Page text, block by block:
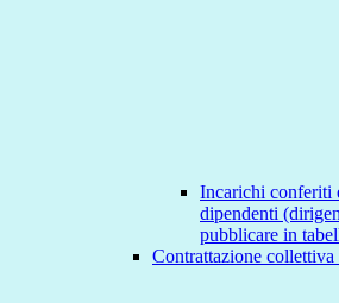
Incarichi conferiti
dipendenti
pubblicare in
Contrattazione collettiva